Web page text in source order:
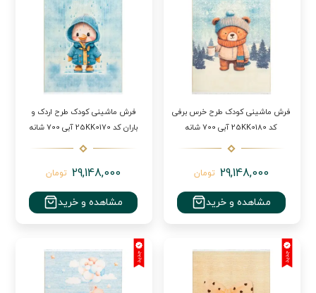
فرش ماشینی کودک طرح خرس برفی
کد 25KK0180 آبی 700 شانه
29,148,000 تومان
مشاهده و خرید
فرش ماشینی کودک طرح اردک و
باران کد 25KK0170 آبی 700 شانه
29,148,000 تومان
مشاهده و خرید